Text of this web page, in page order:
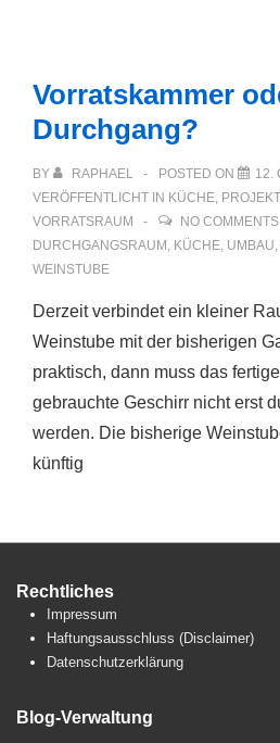
Vorratskammer
Durchgang?
BY RAPHAEL POSTED ON
12.
VERÖFFENTLICHT IN KÜCHE,
VORRATSRAUM
NO COMMENTS
DURCHGANGSRAUM , KÜCHE, UMBAU,
WEINSTUBE
Derzeit verbindet ein kleiner
Weinstube mit der bisherigen
praktisch, dann muss das
gebrauchte Geschirr nicht erst
werden. Die bisherige
künftig
Rechtliches
Impressum
Haftungsausschluss (Disclaimer)
Datenschutzerklärung
Blog-Verwaltung